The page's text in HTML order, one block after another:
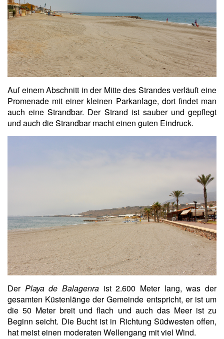
Auf einem Abschnitt in der Mitte des Strandes verläuft eine
Promenade mit einer kleinen Parkanlage, dort findet man
auch eine Strandbar. Der Strand ist sauber und gepflegt
und auch die Strandbar macht einen guten Eindruck.
Der Playa de Balagenra ist 2.600 Meter lang, was der
gesamten Küstenlänge der Gemeinde entspricht, er ist um
die 50 Meter breit und flach und auch das Meer ist zu
Beginn seicht. Die Bucht ist in Richtung Südwesten offen,
hat meist einen moderaten Wellengang mit viel Wind.